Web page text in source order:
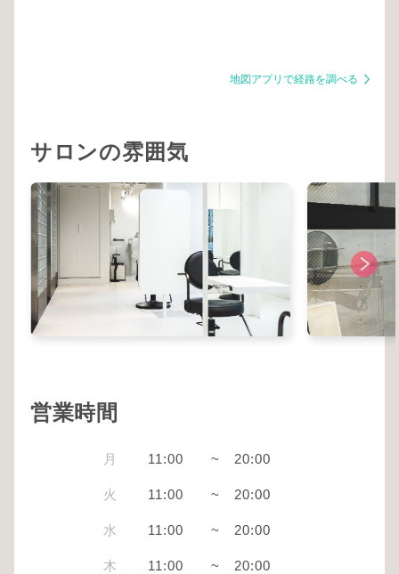
地図アプリで経路を調べる
サロンの雰囲気
営業時間
月 11:00 ~ 20:00
火 11:00 ~ 20:00
水 11:00 ~ 20:00
木 11:00 ~ 20:00